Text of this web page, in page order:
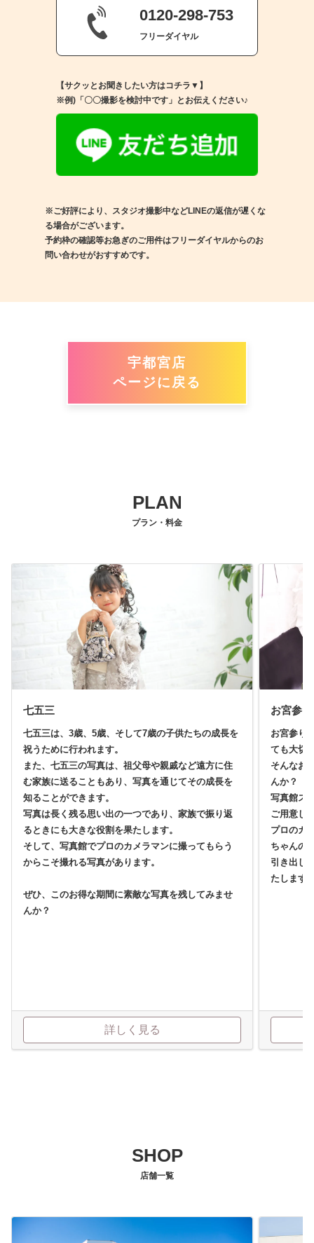
0120-298-753
フリーダイヤル
【サクッとお聞きしたい方はコチラ▼】
※例)「〇〇撮影を検討中です」とお伝えください♪
※ご好評により、スタジオ撮影中などLINEの返信が遅くな
る場合がございます。
予約枠の確認等お急ぎのご用件はフリーダイヤルからのお
問い合わせがおすすめです。
宇都宮店
ページに戻る
PLAN
プラン・料金
七五三
七五三は、3歳、5歳、そして7歳の子供たちの成長を
祝うために行われます。
また、七五三の写真は、祖父母や親戚など遠方に住
む家族に送ることもあり、写真を通じてその成長を
知ることができます。
写真は長く残る思い出の一つであり、家族で振り返
るときにも大きな役割を果たします。
そして、写真館でプロのカメラマンに撮ってもらう
からこそ撮れる写真があります。
ぜひ、このお得な期間に素敵な写真を残してみませ
んか？
詳しく見る
お宮参り
お宮参り
ても大切
そんなお
んか？
写真館ス
ご用意し
プロのカ
ちゃんの
引き出し
たします
SHOP
店舗一覧